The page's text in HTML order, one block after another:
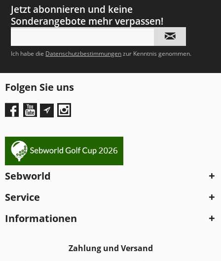
Jetzt abonnieren und keine
Sonderangebote mehr verpassen!
Ich habe die Datenschutzbestimmungenzur Kenntnis genommen.
Folgen Sie uns
Sebworld
Service
Informationen
Zahlung und Versand